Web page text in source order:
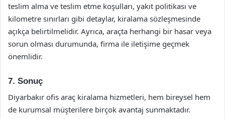
teslim alma ve teslim etme koşulları, yakıt politikası ve
kilometre sınırları gibi detaylar, kiralama sözleşmesinde
açıkça belirtilmelidir. Ayrıca, araçta herhangi bir hasar veya
sorun olması durumunda, firma ile iletişime geçmek
önemlidir.
7. Sonuç
Diyarbakır ofis araç kiralama hizmetleri, hem bireysel hem
de kurumsal müşterilere birçok avantaj sunmaktadır.